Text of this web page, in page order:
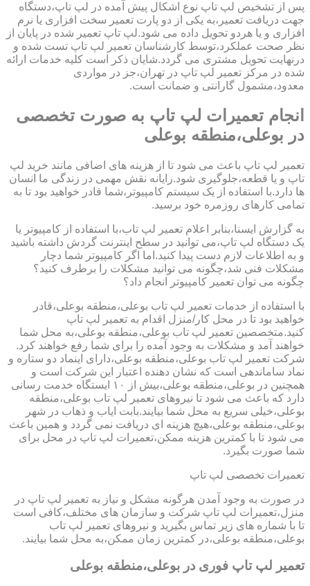
پس از تشخیص لپ تاپ نوع اشکال پیش آمده در لپ تاپ،دستگاه
جهت دریافت تعمیر،به یکی از دو پارت تعمیر سخت افزاری یا نرم
افزاری و یا هردو تحویل داده می شود.لپ تاپ تعمیر شده در پایان از
نظر صحت عملکرد،توسط کارشناسان تعمیر لپ تاپ تست شده و
درنهایت تحویل مشتری می گردد.شایان ذکر است کلیه خدمات ارائه
شده در مرکز تعمیر لپ تاپ در تهران،جز در مواردی
معدود،مشمول گارانتی و ضمانت است.
انجام تعمیرات لپ تاپ به صورت تخصصی
در بوعلی،منطقه بوعلی
تعمیر لپ تاپ باعث می شود تا از هزینه های اضافی مانند خرید لپ
تاپ و یا قطعه،جلوگیری شود.رایانه نقش مهمی در زندگی ما انسان
ها دارد.با استفاده از یک سیستم کامپیوتر،شما قادر خواهید بود تا به
تمامی کارهای روزمره خود برسید.
به گزارش ایسنا،بنابر اعلام تعمیر لپ تاب،با استفاده از کامپیوتر یا
یک دستگاه لپ تاپ،می توانید در سطح اینترنت گردش داشته باشید
و به اطلاعات لازم دست پیدا کنید.اما اگر کامپیوتر شما دچار
مشکلات فنی شد،چگونه می توانید مشکلات را برطرف کنید؟
چگونه می توان تعمیر کامپیوتر انجام داد؟
با استفاده از خدمات تعمیر لپ تاب بوعلی،منطقه بوعلی،قادر
خواهید بود تا در محل کار/منزل اقدام به تعمیر لپ تاپ
کنید.متخصصین تعمیر لپ تاب بوعلی،منطقه بوعلی،به محل شما
خواهند آمد و مشکلات به وجود آمده را برای شما رفع خواهند کرد.
شرکت تعمیر لپ تاب بوعلی،منطقه بوعلی،دارای اینماد دو ستاره و
نماد ساماندهی است که نشان دهنده اعتبار این شرکت است و
همچنین در بوعلی،منطقه بوعلی،بیش از ۱۰ ایستگاه خدمت رسانی
دارد که باعث می شود تا نیروهای تعمیر لپ تاب بوعلی،منطقه
بوعلی،خیلی سریع به محل شما بیایند.بابت ایاب و ذهاب در شهر
بوعلی،منطقه بوعلی،هیچ هزینه ای دریافت نمی گردد و همین باعث
می شود تا با کمترین هزینه ممکن،تعمیرات لپ تاپ در محل برای
شما صورت بگیرد.
تعمیرات تخصصی لپ تاپ
در صورت به وجود آمدن هرگونه مشکل و نیاز به تعمیر لپ تاپ در
منزل،تعمیرات لپ تاپ شرکت و سازمان های مختلف،کافی است
تا با شماره های زیر تماس بگیرید و نیروهای تعمیر لپ تاب
بوعلی،منطقه بوعلی،در کمترین زمان ممکن،به محل شما بیایند.
تعمیر لپ تاپ فوری در بوعلی،منطقه بوعلی